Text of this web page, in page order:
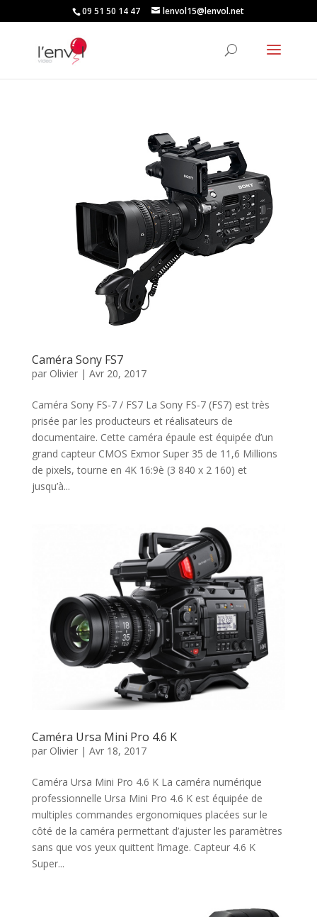
09 51 50 14 47 lenvol15@lenvol.net
Caméra Sony FS7
par Olivier| Avr 20, 2017
Caméra Sony FS-7 / FS7 La Sony FS-7 (FS7) est très
prisée par les producteurs et réalisateurs de
documentaire. Cette caméra épaule est équipée d’un
grand capteur CMOS Exmor Super 35 de 11,6 Millions
de pixels, tourne en 4K 16:9è (3 840 x 2 160) et
jusqu’à...
Caméra Ursa Mini Pro 4.6 K
par Olivier| Avr 18, 2017
Caméra Ursa Mini Pro 4.6 K La caméra numérique
professionnelle Ursa Mini Pro 4.6 K est équipée de
multiples commandes ergonomiques placées sur le
côté de la caméra permettant d’ajuster les paramètres
sans que vos yeux quittent l’image. Capteur 4.6 K
Super...